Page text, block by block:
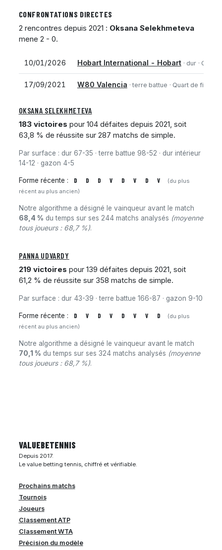
CONFRONTATIONS DIRECTES
2 rencontres depuis 2021 : Oksana Selekhmeteva
mene 2 - 0.
10/01/2026 Hobart International - Hobart · dur · Qualif.
17/09/2021 W80 Valencia · terre battue · Quart de finale
OKSANA SELEKHMETEVA
183 victoires pour 104 défaites depuis 2021, soit
63,8 % de réussite sur 287 matchs de simple.
Par surface : dur 67-35 · terre battue 98-52 · dur intérieur
14-12 · gazon 4-5
Forme récente : D D D V D V D V
(du plus
récent au plus ancien)
Notre algorithme a désigné le vainqueur avant le match
68,4 % du temps sur ses 244 matchs analysés (moyenne
tous joueurs : 68,7 %).
PANNA UDVARDY
219 victoires pour 139 défaites depuis 2021, soit
61,2 % de réussite sur 358 matchs de simple.
Par surface : dur 43-39 · terre battue 166-87 · gazon 9-10
Forme récente : D V D V D V V D
(du plus
récent au plus ancien)
Notre algorithme a désigné le vainqueur avant le match
70,1 % du temps sur ses 324 matchs analysés (moyenne
tous joueurs : 68,7 %).
VALUEBETENNIS
Depuis 2017.
Le value betting tennis, chiffré et vérifiable.
Prochains matchs
Tournois
Joueurs
Classement ATP
Classement WTA
Précision du modèle